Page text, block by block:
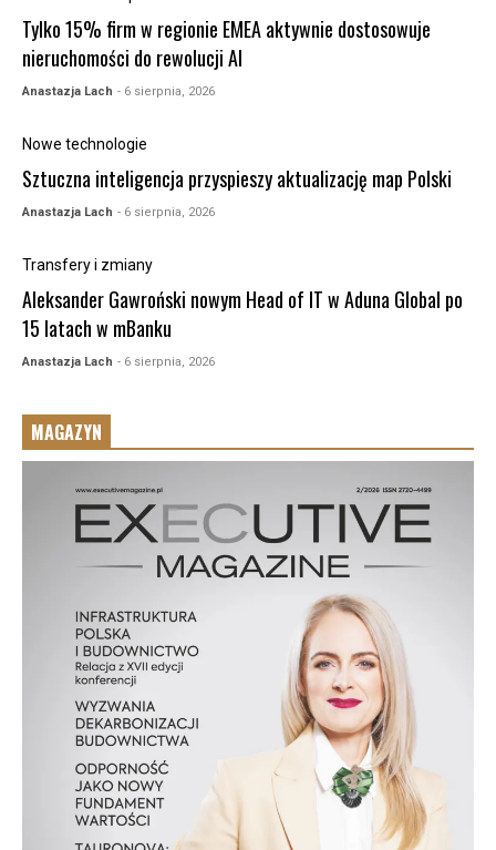
Tylko 15% firm w regionie EMEA aktywnie dostosowuje
nieruchomości do rewolucji AI
Anastazja Lach - 6 sierpnia, 2026
Nowe technologie
Sztuczna inteligencja przyspieszy aktualizację map Polski
Anastazja Lach - 6 sierpnia, 2026
Transfery i zmiany
Aleksander Gawroński nowym Head of IT w Aduna Global po
15 latach w mBanku
Anastazja Lach - 6 sierpnia, 2026
MAGAZYN